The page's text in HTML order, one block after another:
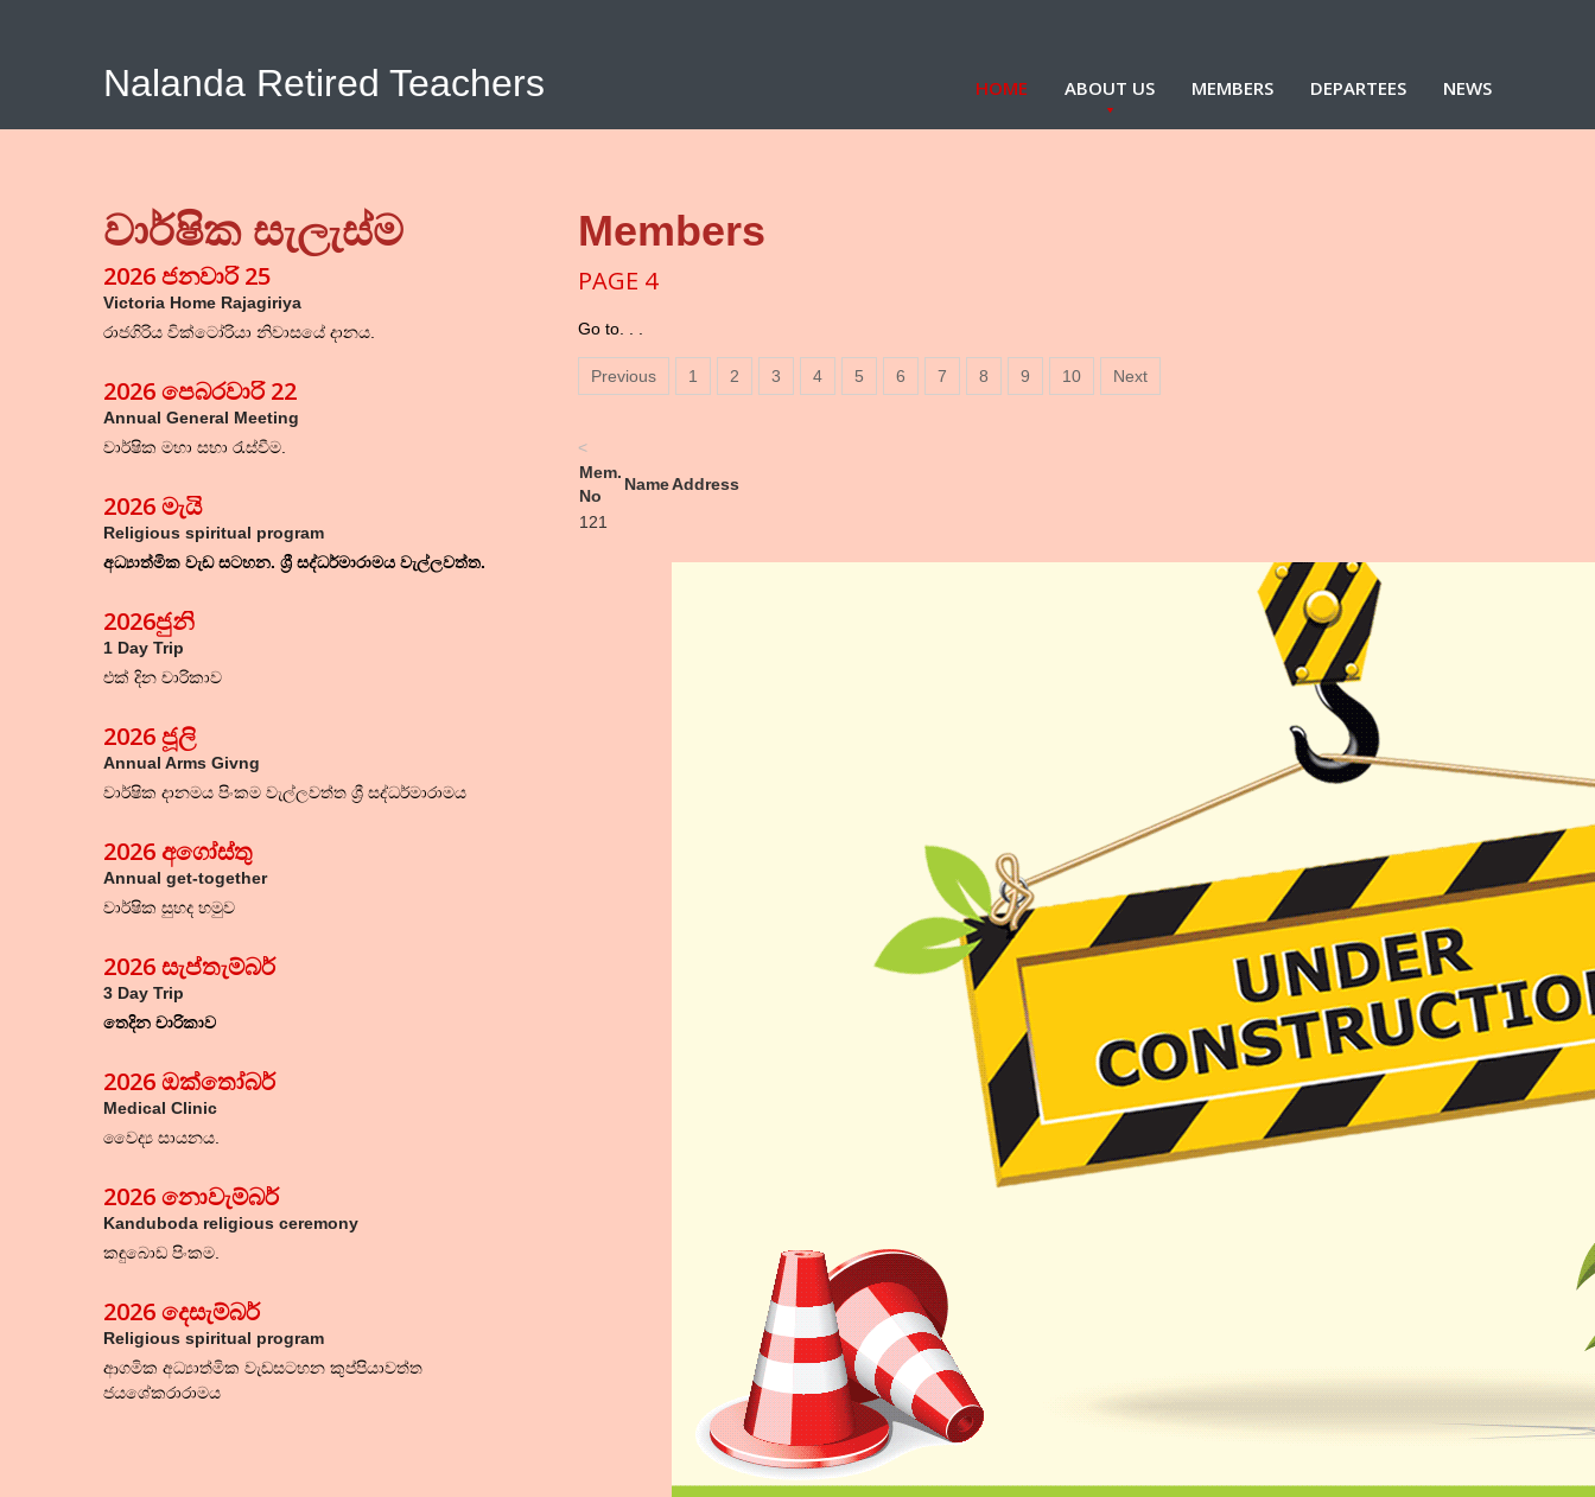
Nalanda Retired Teachers HOME ABOUT US MEMBERS DEPARTEES NEWS
වාර්ෂික සැලැස්ම
2026 ජනවාරි 25
Victoria Home Rajagiriya
රාජගිරිය වික්ටෝරියා නිවාසයේ දානය.
2026 පෙබරවාරි 22
Annual General Meeting
වාර්ෂික මහා සභා රැස්වීම.
2026 මැයි
Religious spiritual program
අධ්‍යාත්මික වැඩ සටහන. ශ්‍රී සද්ධර්මාරාමය වැල්ලවත්ත.
2026ජුනි
1 Day Trip
එක් දින චාරිකාව
2026ජූලි
Annual Arms Givng
වාර්ෂික දානමය පිංකම වැල්ලවත්ත ශ්‍රී සද්ධර්මාරාමය
2026අගෝස්තු
Annual get-together
වාර්ෂික සුහද හමුව
2026 සැප්තැම්බර්
3 Day Trip
තෙදින චාරිකාව
2026 ඔක්තෝබර්
Medical Clinic
වෛද්‍ය සායනය.
2026 නොවැම්බර්
Kanduboda religious ceremony
කඳුබොඩ පිංකම.
2026දෙසැම්බර්
Religious spiritual program
ආගමික අධ්‍යාත්මික වැඩසටහන කුප්පියාවත්ත
ජයශේකරාරාමය
Members
PAGE 4
Go to. . .
Previous 1 2 3 4 5 6 7 8 9 10 Next
<
Mem.
No
NameAddress
121